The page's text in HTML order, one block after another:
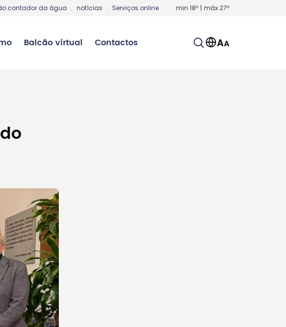
contador da água . notícias . Serviços online min 18º | máx27º
Balcão virtual Contactos